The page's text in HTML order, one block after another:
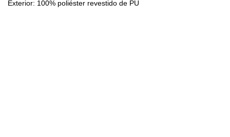
Exterior: 100% poliéster revestido de PU